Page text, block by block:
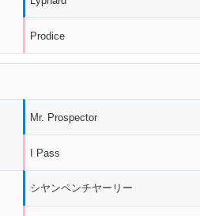
Prodice
Mr. Prospector
I Pass
シヤンペンチヤーリー